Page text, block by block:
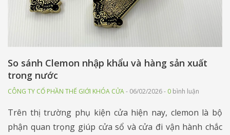
So sánh Clemon nhập khẩu và hàng sản xuất
trong nước
CÔNG TY CỔ PHẦN THẾ GIỚI KHÓA CỬA- 06/02/2026 - 0 bình luận
Trên thị trường phụ kiện cửa hiện nay, clemon là bộ
phận quan trọng giúp cửa sổ và cửa đi vận hành chắc